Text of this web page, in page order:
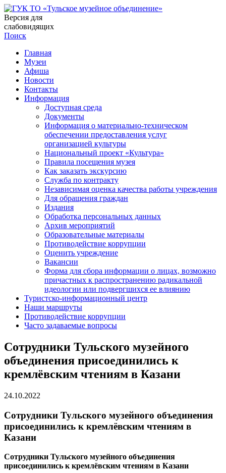
Версия для
слабовидящих
Поиск
Главная
Музеи
Афиша
Новости
Контакты
Информация
Доступная среда
Документы
Информация о материально-техническом
обеспечении предоставления услуг
организацией культуры
Национальный проект «Культура»
Правила посещения музея
Как заказать экскурсию
Служба по контракту
Независимая оценка качества работы учреждения
Для обращения граждан
Издания
Обработка персональных данных
Архив мероприятий
Образовательные материалы
Противодействие коррупции
Оценить учреждение
Вакансии
Форма для сбора информации о лицах, возможно
причастных к распространению радикальной
идеологии или подвергшихся ее влиянию
Туристско-информационный центр
Наши маршруты
Противодействие коррупции
Часто задаваемые вопросы
Сотрудники Тульского музейного
объединения присоединились к
кремлёвским чтениям в Казани
24.10.2022
Сотрудники Тульского музейного объединения
присоединились к кремлёвским чтениям в
Казани
Сотрудники Тульского музейного объединения
присоединились к кремлёвским чтениям в Казани